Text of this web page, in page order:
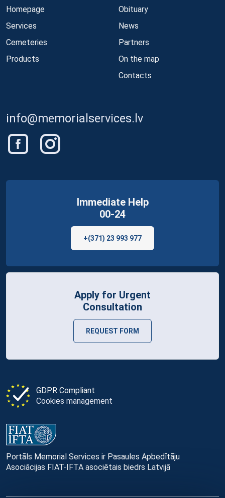
Homepage
Services
Cemeteries
Products
Obituary
News
Partners
On the map
Contacts
info@memorialservices.lv
GDPR Compliant
Cookies management
Portāls Memorial Services ir Pasaules Apbedītāju
Asociācijas FIAT-IFTA asociētais biedrs Latvijā
Immediate Help
00-24
+(371) 23 993 977
Apply for Urgent
Consultation
REQUEST FORM